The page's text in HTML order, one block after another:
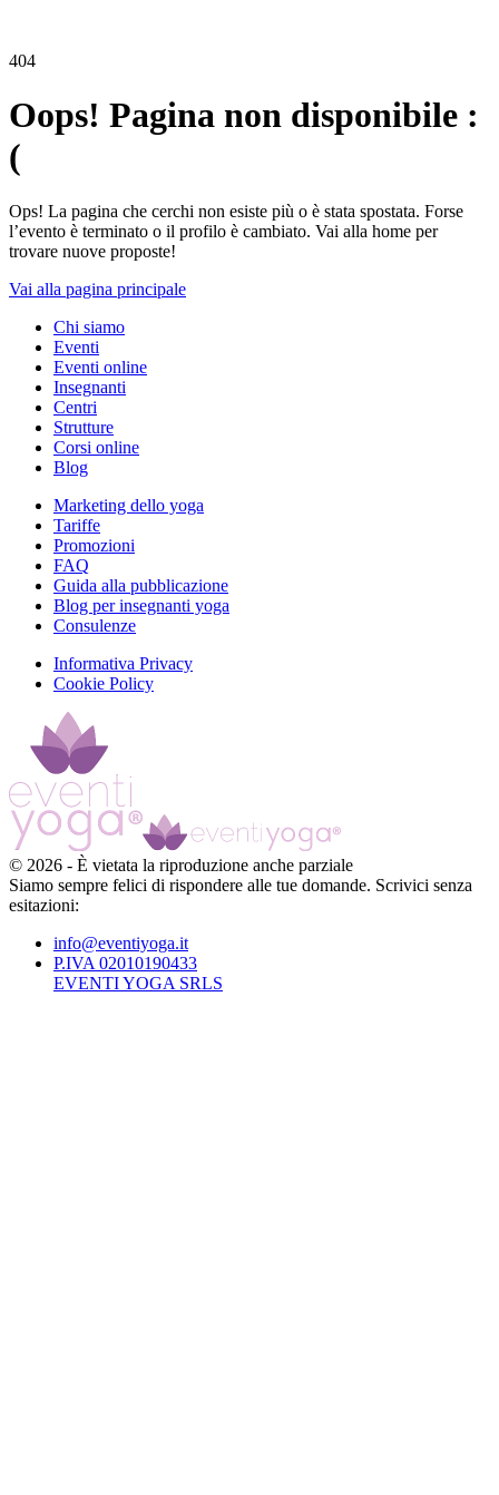
404
Oops! Pagina non disponibile :
(
Ops! La pagina che cerchi non esiste più o è stata spostata. Forse
l’evento è terminato o il profilo è cambiato. Vai alla home per
trovare nuove proposte!
Vai alla pagina principale
Chi siamo
Eventi
Eventi online
Insegnanti
Centri
Strutture
Corsi online
Blog
Marketing dello yoga
Tariffe
Promozioni
FAQ
Guida alla pubblicazione
Blog per insegnanti yoga
Consulenze
Informativa Privacy
Cookie Policy
© 2026 - È vietata la riproduzione anche parziale
Siamo sempre felici di rispondere alle tue domande. Scrivici senza
esitazioni:
info@eventiyoga.it
P.IVA 02010190433
EVENTI YOGA SRLS